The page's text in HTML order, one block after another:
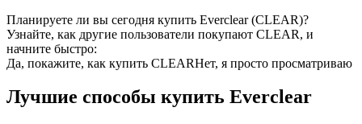
USDC фьючерсы
Фьючерсы с использованием USDC в качестве
Планируете ли вы сегодня купить Everclear (CLEAR)?
Узнайте, как другие пользователи покупают CLEAR, и
начните быстро:
Да, покажите, как купить CLEARНет, я просто просматриваю
Лучшие способы купить Everclear